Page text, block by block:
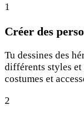
1
Créer des
Tu dessines des
différents styles
costumes et
2